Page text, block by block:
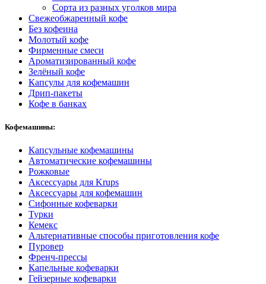
Сорта из разных уголков мира
Свежеобжаренный кофе
Без кофеина
Молотый кофе
Фирменные смеси
Ароматизированный кофе
Зелёный кофе
Капсулы для кофемашин
Дрип-пакеты
Кофе в банках
Кофемашины:
Капсульные кофемашины
Автоматические кофемашины
Рожковые
Аксессуары для Krups
Аксессуары для кофемашин
Сифонные кофеварки
Турки
Кемекс
Альтернативные способы приготовления кофе
Пуровер
Френч-прессы
Капельные кофеварки
Гейзерные кофеварки